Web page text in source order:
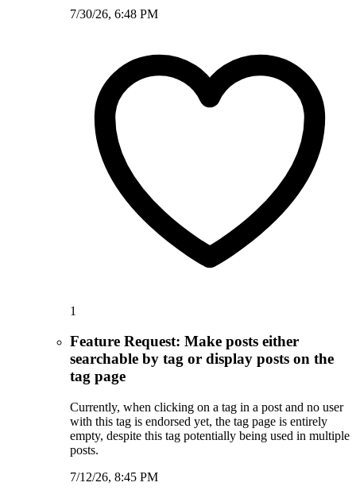
7/30/26, 6:48 PM
1
Feature Request: Make posts either
searchable by tag or display posts on the
tag page
Currently, when clicking on a tag in a post and no user
with this tag is endorsed yet, the tag page is entirely
empty, despite this tag potentially being used in multiple
posts.
7/12/26, 8:45 PM